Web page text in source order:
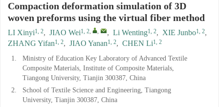
Compaction deformation simulation of 3D
woven preforms using the virtual fiber method
LI Xinyi1, 2, JIAO Wei1, 2, , , Li Wenting1, 2, XIE Junbo1, 2,
ZHANG Yifan1, 2, JIAO Yanan1, 2, CHEN Li1, 2
1.
Ministry of Education Key Laboratory of Advanced Textile
Composite Materials, Institute of Composite Materials,
Tiangong University, Tianjin 300387, China
2.
School of Textile Science and Engineering, Tiangong
University, Tianjin 300387, China